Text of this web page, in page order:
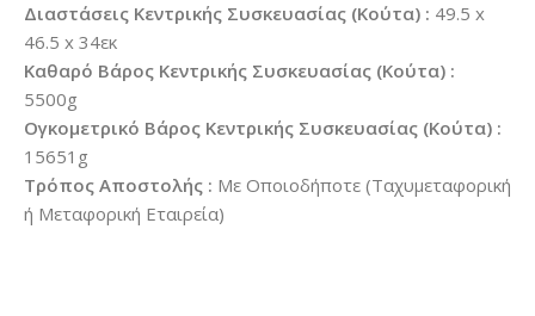
Διαστάσεις Κεντρικής Συσκευασίας (Κούτα) : 49.5 x
46.5 x 34εκ
Καθαρό Βάρος Κεντρικής Συσκευασίας (Κούτα) :
5500g
Ογκομετρικό Βάρος Κεντρικής Συσκευασίας (Κούτα) :
15651g
Τρόπος Αποστολής : Με Οποιοδήποτε (Ταχυμεταφορική
ή Μεταφορική Εταιρεία)